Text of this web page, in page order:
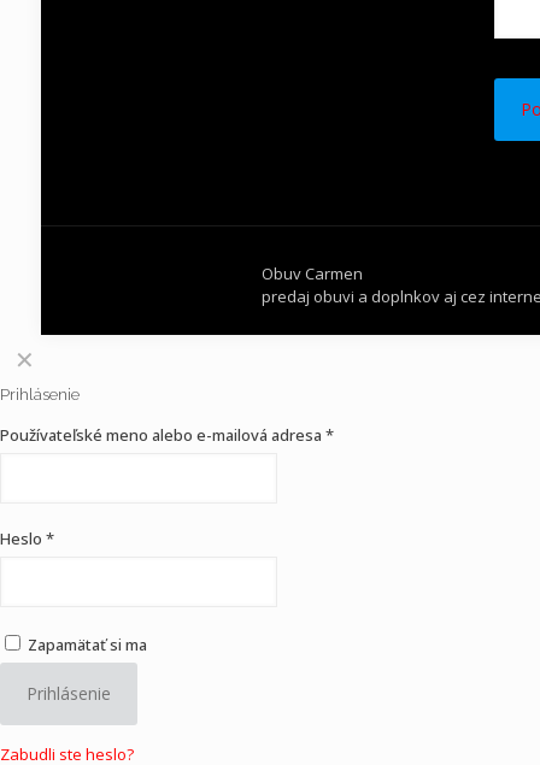
Obuv Carmen
predaj obuvi a doplnkov aj cez
✕
Prihlásenie
Používateľské meno alebo e-mailová adresa *
Heslo *
Zapamätať si ma
Prihlásenie
Zabudli ste heslo?